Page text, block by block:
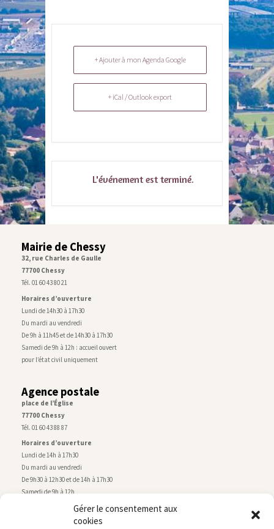
Gérer le consentement aux
cookies
+ Ajouter à mon Agenda Google
+ iCal / Outlook export
L'événement est terminé.
Mairie de Chessy
32, rue Charles de Gaulle
77700 Chessy
Tél. 01 60 43 80 21
Horaires d’ouverture
Lundi de 14h30 à 17h30
Du mardi au vendredi
De 9h à 11h45 et de 14h30 à 17h30
Samedi de 9h à 12h : accueil ouvert
pour l’état civil uniquement
Agence postale
place de l’Église
77700 Chessy
Tél. 01 60 43 88 87
Horaires d’ouverture
Lundi de 14h à 17h30
Du mardi au vendredi
De 9h30 à 12h30 et de 14h à 17h30
Samedi de 9h à 12h
Service technique